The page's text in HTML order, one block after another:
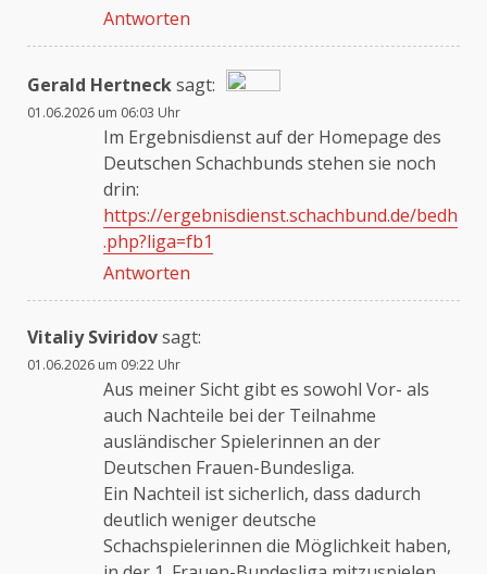
Antworten
Gerald Hertnecksagt:
Das „Echte-Person“-Abzeichen!
Anti-Spam von CleanTalk
01.06.2026 um 06:03 Uhr
Im Ergebnisdienst auf der Homepage des
Deutschen Schachbunds stehen sie noch
drin:
https://ergebnisdienst.schachbund.de/bedh
.php?liga=fb1
Antworten
Vitaliy Sviridovsagt:
01.06.2026 um 09:22 Uhr
Aus meiner Sicht gibt es sowohl Vor- als
auch Nachteile bei der Teilnahme
ausländischer Spielerinnen an der
Deutschen Frauen-Bundesliga.
Ein Nachteil ist sicherlich, dass dadurch
deutlich weniger deutsche
Schachspielerinnen die Möglichkeit haben,